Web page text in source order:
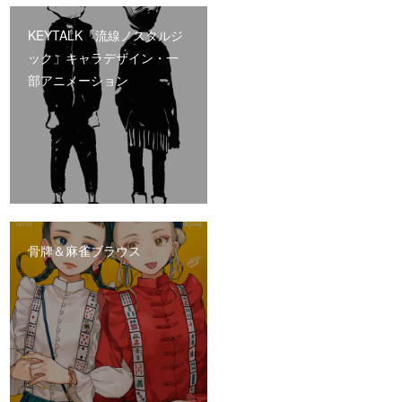
KEYTALK「流線ノスタルジ
ック」キャラデザイン・一
部アニメーション
骨牌＆麻雀ブラウス